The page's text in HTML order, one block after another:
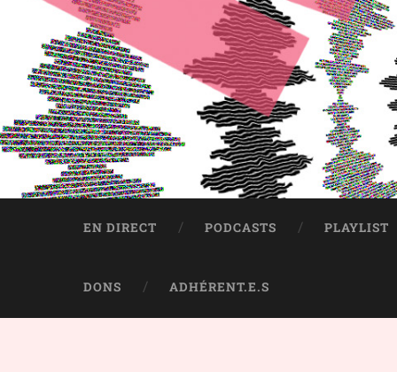
EN DIRECT PODCASTS PLAYLIST
DONS ADHÉRENT.E.S